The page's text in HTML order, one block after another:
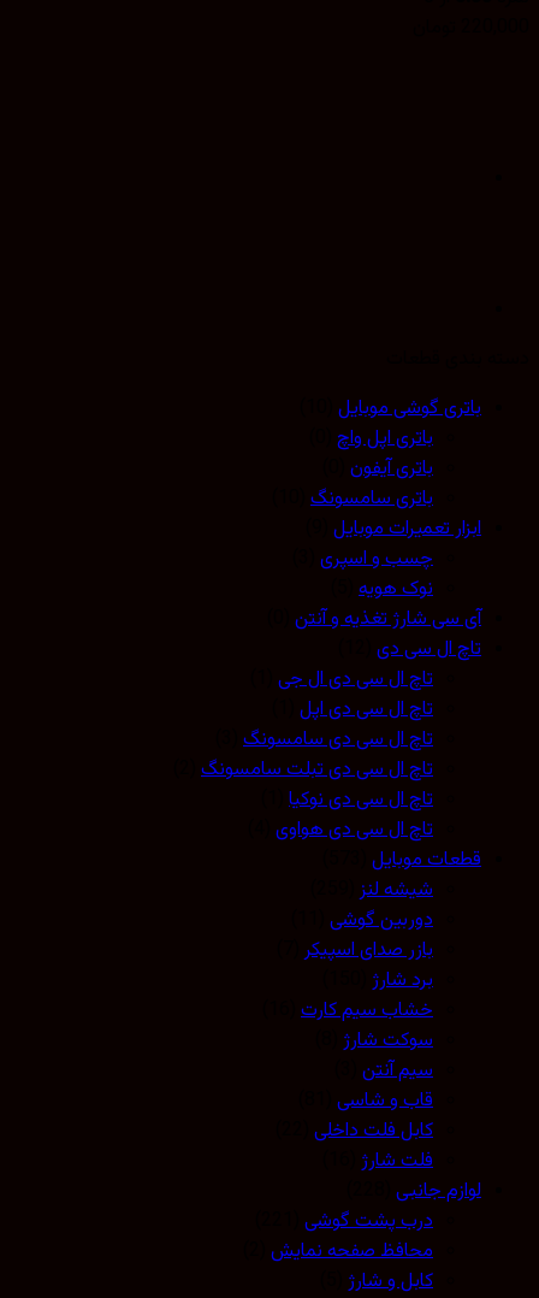
باتری گوشی موبایل(10)
باتری اپل واچ(0)
باتری آیفون(0)
باتری سامسونگ(10)
ابزار تعمیرات موبایل(9)
چسب و اسپری(3)
نوک هویه(5)
آی سی شارژ تغذیه و آنتن(0)
تاچ ال سی دی(12)
تاچ ال سی دی ال جی(1)
تاچ ال سی دی اپل(1)
تاچ ال سی دی سامسونگ(3)
تاچ ال سی دی تبلت سامسونگ(2)
تاچ ال سی دی نوکیا (1)
تاچ ال سی دی هواوی(4)
قطعات موبایل(573)
شیشه لنز(259)
دوربین گوشی(11)
بازر صدای اسپیکر(7)
برد شارژ(150)
خشاب سیم کارت(16)
سوکت شارژ(8)
سیم آنتن(3)
قاب و شاسی(81)
کابل فلت داخلی(22)
فلت شارژ(16)
لوازم جانبی(228)
درب پشت گوشی(221)
محافظ صفحه نمایش(2)
کابل و شارژ(5)